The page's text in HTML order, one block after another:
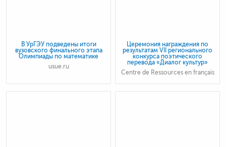
В УрГЭУ подведены итоги
вузовского финального этапа
Олимпиады по математике
usue.ru
Церемония награждения по
результатам VII регионального
конкурса поэтического
перевода «Диалог культур»
Centre de Ressources en français